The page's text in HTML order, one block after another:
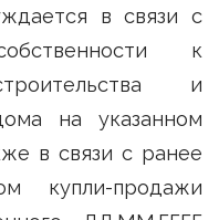
в связи с
к
и
на указанном
в связи с ранее
купли-продажи